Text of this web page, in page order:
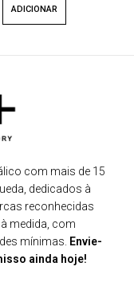
ADICIONAR
com mais de 15
dedicados à
reconhecidas
medida, com
mínimas. Envie-
ainda hoje!